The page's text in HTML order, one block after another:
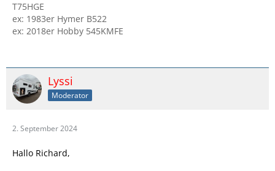
T75HGE
ex: 1983er Hymer B522
ex: 2018er Hobby 545KMFE
Lyssi
Moderator
2. September 2024
Hallo Richard,